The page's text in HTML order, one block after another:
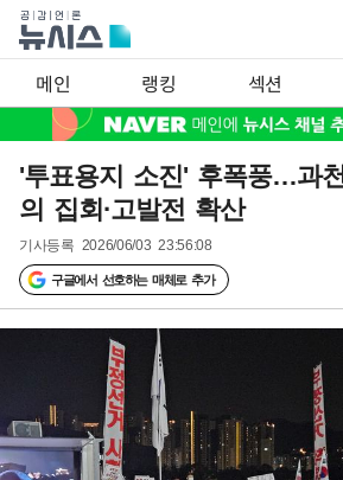
메인 랭킹 섹션
'투표용지 소진' 후폭풍…과
의 집회·고발전 확산
기사등록 2026/06/03 23:56:08
구글에서 선호하는 매체로 추가